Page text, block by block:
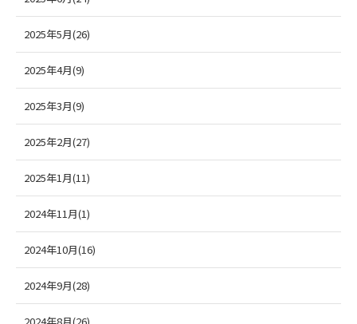
2025年5月(26)
2025年4月(9)
2025年3月(9)
2025年2月(27)
2025年1月(11)
2024年11月(1)
2024年10月(16)
2024年9月(28)
2024年8月(26)